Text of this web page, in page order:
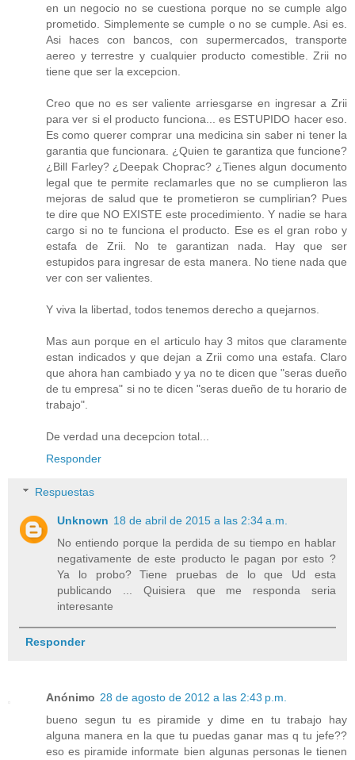
en un negocio no se cuestiona porque no se cumple algo
prometido. Simplemente se cumple o no se cumple. Asi es.
Asi haces con bancos, con supermercados, transporte
aereo y terrestre y cualquier producto comestible. Zrii no
tiene que ser la excepcion.
Creo que no es ser valiente arriesgarse en ingresar a Zrii
para ver si el producto funciona... es ESTUPIDO hacer eso.
Es como querer comprar una medicina sin saber ni tener la
garantia que funcionara. ¿Quien te garantiza que funcione?
¿Bill Farley? ¿Deepak Choprac? ¿Tienes algun documento
legal que te permite reclamarles que no se cumplieron las
mejoras de salud que te prometieron se cumplirian? Pues
te dire que NO EXISTE este procedimiento. Y nadie se hara
cargo si no te funciona el producto. Ese es el gran robo y
estafa de Zrii. No te garantizan nada. Hay que ser
estupidos para ingresar de esta manera. No tiene nada que
ver con ser valientes.
Y viva la libertad, todos tenemos derecho a quejarnos.
Mas aun porque en el articulo hay 3 mitos que claramente
estan indicados y que dejan a Zrii como una estafa. Claro
que ahora han cambiado y ya no te dicen que "seras dueño
de tu empresa" si no te dicen "seras dueño de tu horario de
trabajo".
De verdad una decepcion total...
Responder
Respuestas
Unknown 18 de abril de 2015 a las 2:34 a.m.
No entiendo porque la perdida de su tiempo en hablar
negativamente de este producto le pagan por esto ?
Ya lo probo? Tiene pruebas de lo que Ud esta
publicando ... Quisiera que me responda seria
interesante
Responder
Anónimo 28 de agosto de 2012 a las 2:43 p.m.
bueno segun tu es piramide y dime en tu trabajo hay
alguna manera en la que tu puedas ganar mas q tu jefe??
eso es piramide informate bien algunas personas le tienen